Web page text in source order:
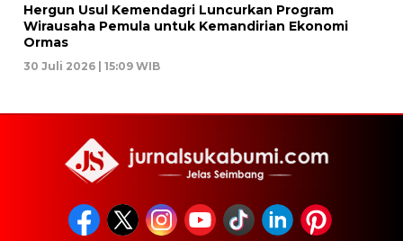
Hergun Usul Kemendagri Luncurkan Program
Wirausaha Pemula untuk Kemandirian Ekonomi
Ormas
30 Juli 2026 | 15:09 WIB